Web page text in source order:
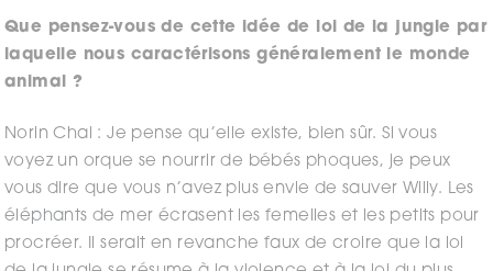
Que pensez-vous de cette idée de loi de la jungle par
laquelle nous caractérisons généralement le monde
animal ?
Norin Chai : Je pense qu’elle existe, bien sûr. Si vous
voyez un orque se nourrir de bébés phoques, je peux
vous dire que vous n’avez plus envie de sauver Willy. Les
éléphants de mer écrasent les femelles et les petits pour
procréer. Il serait en revanche faux de croire que la loi